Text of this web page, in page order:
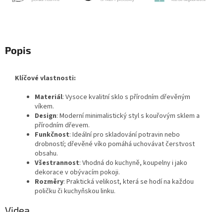
Popis
Klíčové vlastnosti:
Materiál: Vysoce kvalitní sklo s přírodním dřevěným
víkem.
Design: Moderní minimalistický styl s kouřovým sklem a
přírodním dřevem.
Funkčnost: Ideální pro skladování potravin nebo
drobností; dřevěné víko pomáhá uchovávat čerstvost
obsahu.
Všestrannost: Vhodná do kuchyně, koupelny i jako
dekorace v obývacím pokoji.
Rozměry: Praktická velikost, která se hodí na každou
poličku či kuchyňskou linku.